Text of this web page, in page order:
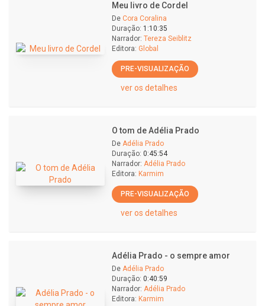
Meu livro de Cordel
De Cora Coralina
Duração: 1:10:35
Narrador: Tereza Seiblitz
Editora: Global
PRE-VISUALIZAÇÃO
ver os detalhes
O tom de Adélia Prado
De Adélia Prado
Duração: 0:45:54
Narrador: Adélia Prado
Editora: Karmim
PRE-VISUALIZAÇÃO
ver os detalhes
Adélia Prado - o sempre amor
De Adélia Prado
Duração: 0:40:59
Narrador: Adélia Prado
Editora: Karmim